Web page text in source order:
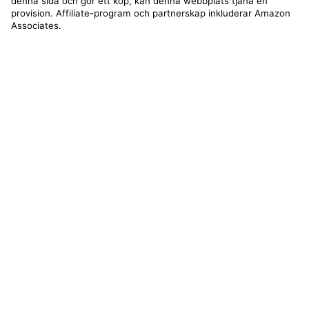
provision. Affiliate-program och partnerskap inkluderar Amazon
Associates.